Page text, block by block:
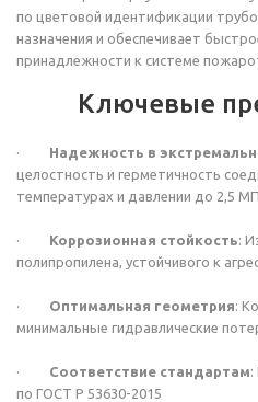
по цветовой идентификации
назначения и обеспечивает
принадлежности к системе
Ключевые
· Надежность в
целостность и герметичность
температурах и давлении до 2,5
· Коррозионная стойкость:
полипропилена, устойчивого к
· Оптимальная геометрия:
минимальные гидравлические
· Соответствие стандартам:
по ГОСТ Р 53630-2015